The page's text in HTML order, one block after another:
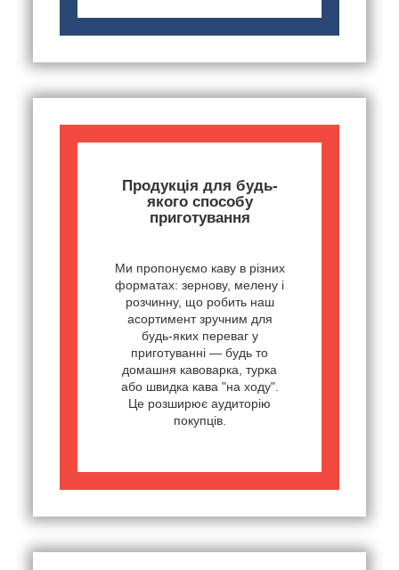
Продукція для будь-
якого способу
приготування
Ми пропонуємо каву в різних
форматах: зернову, мелену і
розчинну, що робить наш
асортимент зручним для
будь-яких переваг у
приготуванні — будь то
домашня кавоварка, турка
або швидка кава "на ходу".
Це розширює аудиторію
покупців.